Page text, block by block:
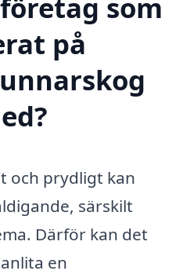
på
och prydligt kan
särskilt
Därför kan det
en